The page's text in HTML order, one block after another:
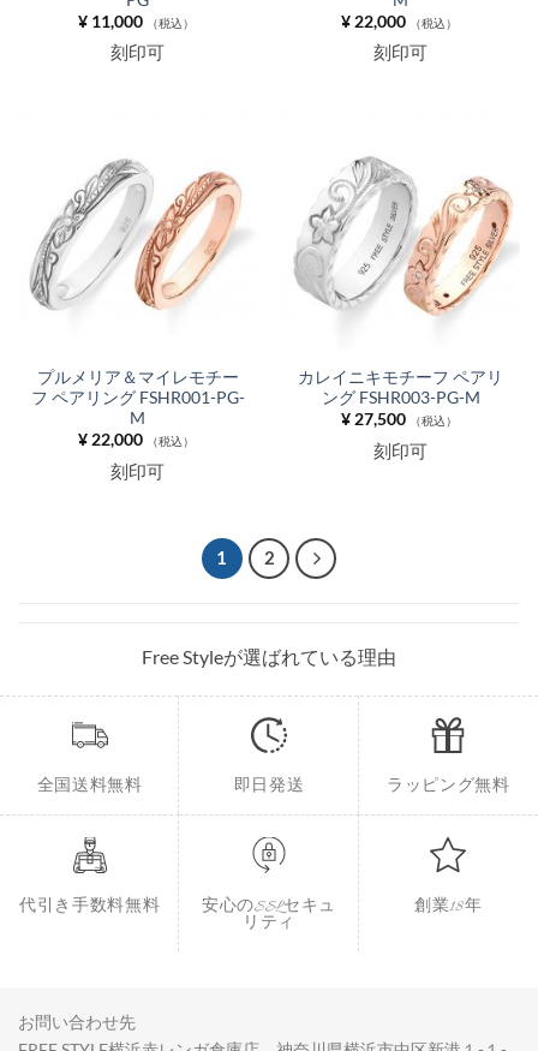
¥11,000 （税込）
刻印可
¥22,000 （税込）
刻印可
プルメリア＆マイレモチー
フ ペアリング FSHR001-PG-
M
¥22,000 （税込）
刻印可
カレイニキモチーフ ペアリ
ング FSHR003-PG-M
¥27,500 （税込）
刻印可
1 2
Free Styleが選ばれている理由
全国送料無料 即日発送 ラッピング無料
代引き手数料無料
安心のSSLセキュ
リティ
創業18年
お問い合わせ先